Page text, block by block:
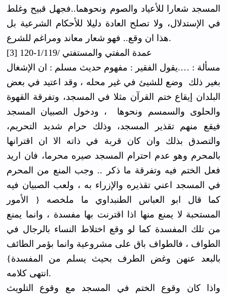
المسجد شعارا للأعياد والصوم ونحوهما..فجهل قبيح وغلط
في الإستدلال، ولا تصلح العادة دليلا للأحكام الشرعية بل
هذا ان وقع.. فهو شعار معاند ومراغم للشرع.
[3] عمدة المفتي والمستفتي /1/119-120
مسألة : ….يقول الفقير : مفهوم حديث مسلم : ان الإشغال
بغير ذلك وضع للشيئ في غير محله ، وقد اعتيد في بعض
البلدان إيقاع ختم القرآن مثلا في المسجد، وتفرقة القهوة
والحلوى والسمسم ونحوها ، ودخول الصبيان المسجد
فيقع منهم تقذير المسجد، وذلك حرام شديد التحريم،
والتصدق بذلك وان كان قربة في ذاته الا ان اقترانها
بالمحرم وهو عدم احترام المسجد صيره محرما، فان اريد
فعل الختم فيه وتفرقة ما ذكر .. وجب المنع من المحرم
في المسجد اعني تقذيره والإزراء به ، ولعب الصبيان فيه
كما قال ابو العباس الطنبداوي ما ملخصه { الأمور
المستحبة لا يمنع منها اذا اقترنت بها مفسدة ، وانما يمنع
من تلك المفسدة كما لو وقع اختلاط النساء بالرجال في
الطواف ، فالطواف باق على مشروعية وانما بؤمر الطائف
بالبعد عنهن وغض الطرف بحيث يسلم من المفسدة}
انتهى كلامه.
واذا كان وقوع الختم في المسجد مع وقوع التلويث